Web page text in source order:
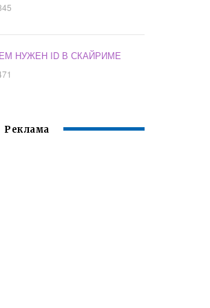
НУЖЕН ID В СКАЙРИМЕ
Реклама